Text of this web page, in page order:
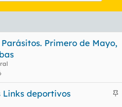
Primero de Mayo,
Links deportivos